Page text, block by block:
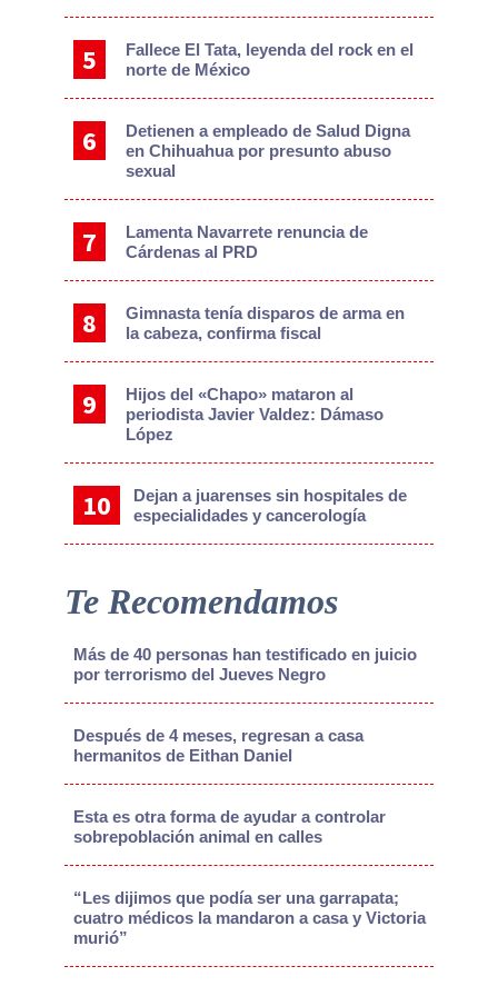
Fallece El Tata, leyenda del rock en el
norte de México
Detienen a empleado de Salud Digna
en Chihuahua por presunto abuso
sexual
Lamenta Navarrete renuncia de
Cárdenas al PRD
Gimnasta tenía disparos de arma en
la cabeza, confirma fiscal
Hijos del «Chapo» mataron al
periodista Javier Valdez: Dámaso
López
Dejan a juarenses sin hospitales de
especialidades y cancerología
Te Recomendamos
Más de 40 personas han testificado en juicio
por terrorismo del Jueves Negro
Después de 4 meses, regresan a casa
hermanitos de Eithan Daniel
Esta es otra forma de ayudar a controlar
sobrepoblación animal en calles
“Les dijimos que podía ser una garrapata;
cuatro médicos la mandaron a casa y Victoria
murió”